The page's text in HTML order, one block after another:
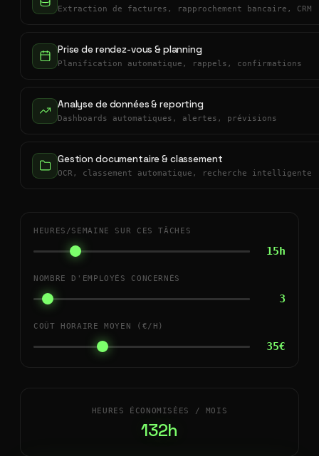
Extraction de factures, rapprochement bancaire, CRM
Prise de rendez-vous & planning
Planification automatique, rappels, confirmations
Analyse de données & reporting
Dashboards automatiques, alertes, prévisions
Gestion documentaire & classement
OCR, classement automatique, recherche intelligente
HEURES/SEMAINE SUR CES TÂCHES
15h
NOMBRE D'EMPLOYÉS CONCERNÉS
3
COÛT HORAIRE MOYEN (€/H)
35€
HEURES ÉCONOMISÉES / MOIS
132h